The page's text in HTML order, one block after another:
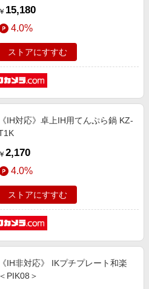
￥ 15,180
4.0%
ストアにすすむ
《IH対応》卓上IH用てんぷら鍋 KZ-
￥ 2,170
4.0%
ストアにすすむ
《IH非対応》 IKプチプレート和楽
＜PIK08＞